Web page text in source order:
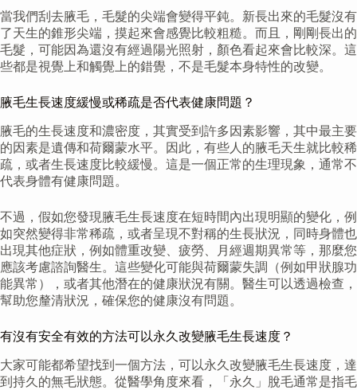
當我們刮去腋毛，毛髮的尖端會變得平鈍。新長出來的毛髮沒有
了天生的錐形尖端，摸起來會感覺比較粗糙。而且，剛剛長出的
毛髮，可能因為還沒有經過陽光照射，顏色看起來會比較深。這
些都是視覺上和觸覺上的錯覺，不是毛髮本身特性的改變。
腋毛生長速度緩慢或稀疏是否代表健康問題？
腋毛的生長速度和濃密度，其實受到許多因素影響，其中最主要
的因素是遺傳和荷爾蒙水平。因此，有些人的腋毛天生就比較稀
疏，或者生長速度比較緩慢。這是一個正常的生理現象，通常不
代表身體有健康問題。
不過，假如您發現腋毛生長速度在短時間內出現明顯的變化，例
如突然變得非常稀疏，或者呈現不對稱的生長狀況，同時身體也
出現其他症狀，例如體重改變、疲勞、月經週期異常等，那麼您
應該考慮諮詢醫生。這些變化可能與荷爾蒙失調（例如甲狀腺功
能異常），或者其他潛在的健康狀況有關。醫生可以透過檢查，
幫助您釐清狀況，確保您的健康沒有問題。
有沒有安全有效的方法可以永久改變腋毛生長速度？
大家可能都希望找到一個方法，可以永久改變腋毛生長速度，達
到持久的無毛狀態。從醫學角度來看，「永久」脫毛通常是指毛